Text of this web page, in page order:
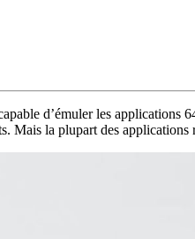
d’émuler les applications
Mais la plupart des